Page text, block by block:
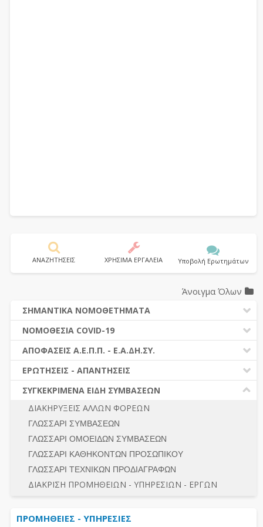
ΑΝΑΖΗΤΗΣΕΙΣ ΧΡΗΣΙΜΑ ΕΡΓΑΛΕΙΑ Υποβολή Ερωτημάτων
Άνοιγμα Όλων
ΣΗΜΑΝΤΙΚΑ ΝΟΜΟΘΕΤΗΜΑΤΑ
ΔΗΜΟΣΙΕΣ ΣΥΜΒΑΣΕΙΣ (Ν. 4412/2016)
ΔΗΜΟΤΙΚΟΣ ΚΩΔΙΚΑΣ (Ν.3463/2006)
ΚΑΛΛΙΚΡΑΤΗΣ (Ν.3852/2010)
ΝΟΜΟΘΕΣΙΑ - ΝΟΜΟΛΟΓΙΑ (ΣΥΝΟΛΟ)
ΝΟΜΟΘΕΣΙΑ COVID-19
ΝΟΜΟΘΕΣΙΑ - ΝΟΜΟΛΟΓΙΑ COVID -19
ΕΡΩΤΗΣΕΙΣ - ΑΠΑΝΤΗΣΕΙΣ
ΑΠΟΦΑΣΕΙΣ Α.Ε.Π.Π. - Ε.Α.ΔΗ.ΣΥ.
ΠΡΟΔΙΚΑΣΤΙΚΗ ΠΡΟΣΦΥΓΗ
ΓΕΝΙΚΟΙ ΚΑΝΟΝΕΣ
ΔΙΚΑΙΟΥΜΕΝΟΙ ΣΥΜΜΕΤΟΧΗΣ
ΠΡΟΣΦΟΡΕΣ – ΔΙΚΑΙΟΛΟΓΗΤΙΚΑ ΣΥΜΜΕΤΟΧΗΣ
ΔΙΕΞΑΓΩΓΗ ΔΙΑΔΙΚΑΣΙΑΣ
ΕΣΗΔΗΣ – ΚΗΜΔΗΣ
ΠΕΡΙΛΗΨΕΙΣ ΑΠΟΦΑΣΕΩΝ Α.Ε.Π.Π. - Ε.Α.ΔΗ.ΣΥ.
ΣΥΝΟΛΟ
ΕΡΩΤΗΣΕΙΣ - ΑΠΑΝΤΗΣΕΙΣ
Ν. 4782/2021 - ΤΡΟΠΟΠΟΙΗΣΗ 4412/2016
ΔΙΕΞΑΓΩΓΗ ΔΙΑΔΙΚΑΣΙΑΣ
ΔΙΑΔΙΚΑΣΙΕΣ ΑΝΑΘΕΣΗΣ
ΓΕΝΙΚΟΙ ΚΑΝΟΝΕΣ
ΠΡΟΕΤΟΙΜΑΣΙΑ - ΔΗΜΟΣΙΟΤΗΤΑ
ΛΟΓΟΙ ΑΠΟΚΛΕΙΣΜΟΥ-ΔΙΚΑΙΟΥΜΕΝΟΙ ΣΥΜΜΕΤΟΧΗΣ
ΠΡΟΣΦΟΡΕΣ - ΔΙΚΑΙΟΛΟΓΗΤΙΚΑ ΣΥΜΜΕΤΟΧΗΣ
ΣΥΓΚΕΚΡΙΜΕΝΑ ΕΙΔΗ ΣΥΜΒΑΣΕΩΝ
ΔΙΑΚΗΡΥΞΕΙΣ ΑΛΛΩΝ ΦΟΡΕΩΝ
ΓΛΩΣΣΑΡΙ ΣΥΜΒΑΣΕΩΝ
ΓΛΩΣΣΑΡΙ ΟΜΟΕΙΔΩΝ ΣΥΜΒΑΣΕΩΝ
ΓΛΩΣΣΑΡΙ ΚΑΘΗΚΟΝΤΩΝ ΠΡΟΣΩΠΙΚΟΥ
ΓΛΩΣΣΑΡΙ ΤΕΧΝΙΚΩΝ ΠΡΟΔΙΑΓΡΑΦΩΝ
ΔΙΑΚΡΙΣΗ ΠΡΟΜΗΘΕΙΩΝ - ΥΠΗΡΕΣΙΩΝ - ΕΡΓΩΝ
ΠΡΟΜΗΘΕΙΕΣ - ΥΠΗΡΕΣΙΕΣ